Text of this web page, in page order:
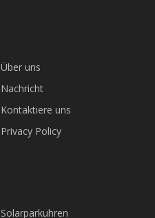
Über uns
Nachricht
Kontaktiere uns
Privacy Policy
Solarparkuhren